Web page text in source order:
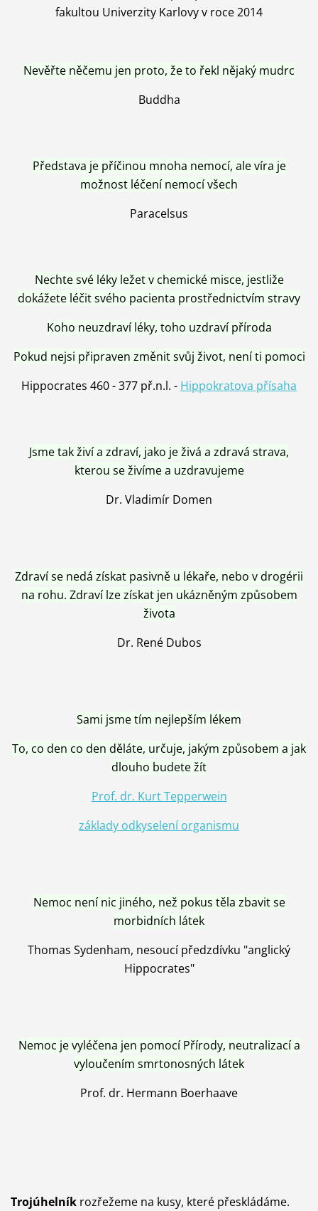
fakultou Univerzity Karlovy v roce 2014
Nevěřte něčemu jen proto, že to řekl nějaký mudrc
Buddha
Představa je příčinou mnoha nemocí, ale víra je
možnost léčení nemocí všech
Paracelsus
Nechte své léky ležet v chemické misce, jestliže
dokážete léčit svého pacienta prostřednictvím stravy
Koho neuzdraví léky, toho uzdraví příroda
Pokud nejsi připraven změnit svůj život, není ti pomoci
Hippocrates 460 - 377 př.n.l. - Hippokratova přísaha
Jsme tak živí a zdraví, jako je živá a zdravá strava,
kterou se živíme a uzdravujeme
Dr. Vladimír Domen
Zdraví se nedá získat pasivně u lékaře, nebo v drogérii
na rohu. Zdraví lze získat jen ukázněným způsobem
života
Dr. René Dubos
Sami jsme tím nejlepším lékem
To, co den co den děláte, určuje, jakým způsobem a jak
dlouho budete žít
Prof. dr. Kurt Tepperwein
základy odkyselení organismu
Nemoc není nic jiného, než pokus těla zbavit se
morbidních látek
Thomas Sydenham, nesoucí předzdívku "anglický
Hippocrates"
Nemoc je vyléčena jen pomocí Přírody, neutralizací a
vyloučením smrtonosných látek
Prof. dr. Hermann Boerhaave
Trojúhelníkrozřežeme na kusy, které přeskládáme.